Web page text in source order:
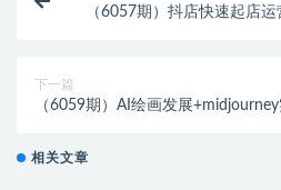
（6057期）抖店快速起店
下一篇
（6059期）AI绘画发展
相关文章